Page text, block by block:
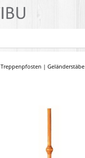
Treppenpfosten | Geländerstäbe